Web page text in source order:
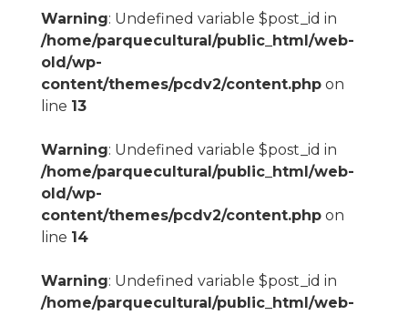
Warning: Undefined variable $post_id in
/home/parquecultural/public_html/web-
old/wp-
content/themes/pcdv2/content.phpon
line 13
Warning: Undefined variable $post_id in
/home/parquecultural/public_html/web-
old/wp-
content/themes/pcdv2/content.phpon
line 14
Warning: Undefined variable $post_id in
/home/parquecultural/public_html/web-